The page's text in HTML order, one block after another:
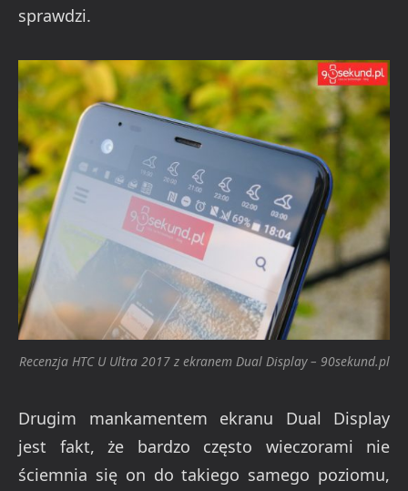
sprawdzi.
Recenzja HTC U Ultra 2017 z ekranem Dual Display – 90sekund.pl
Drugim mankamentem ekranu Dual Display
jest fakt, że bardzo często wieczorami nie
ściemnia się on do takiego samego poziomu,